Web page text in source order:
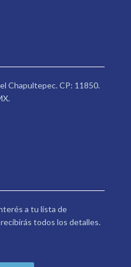
Chapultepec. CP: 11850.
a tu lista de
todos los detalles.